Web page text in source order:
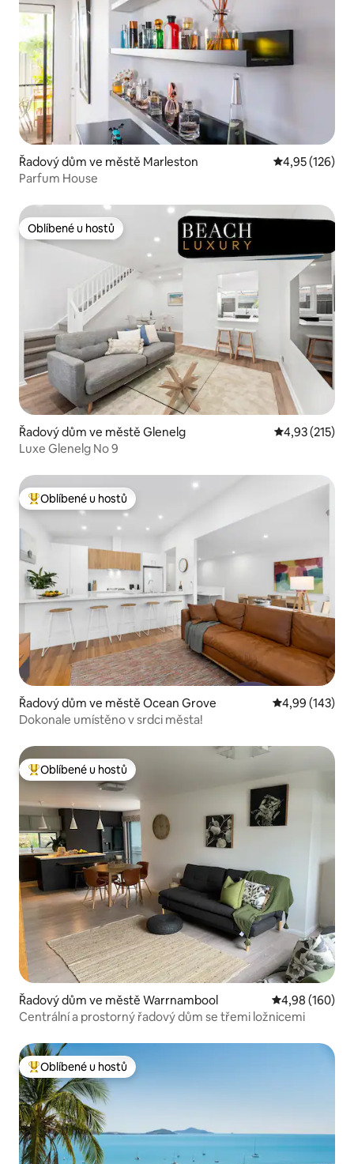
Řadový dům ve městě Marleston Průměrné
4,95 (126)
Parfum House
Oblíbené u hostů
Oblíbené u hostů
Řadový dům ve městě Glenelg Průměrné
4,93 (215)
Luxe Glenelg No 9
Nejlepší v kategorii Oblíbené u hostů
Oblíbené u hostů
Řadový dům ve městě Ocean Grove Průměrné
4,99 (143)
Dokonale umístěno v srdci města!
Nejlepší v kategorii Oblíbené u hostů
Oblíbené u hostů
Řadový dům ve městě Warrnambool Průměrné
4,98 (160)
Centrální a prostorný řadový dům se třemi ložnicemi
Nejlepší v kategorii Oblíbené u hostů
Oblíbené u hostů